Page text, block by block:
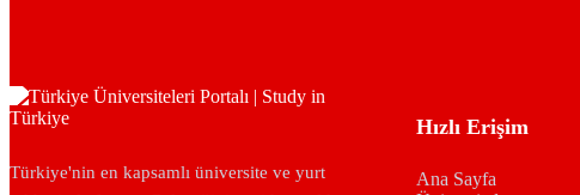
Türkiye'nin en kapsamlı üniversite ve yurt
Hızlı Erişim
Ana Sayfa